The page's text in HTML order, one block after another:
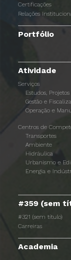
Certificações
Relações
Portfólio
Atividade
Serviços
Estudos,
Gestão e
Operação e
Centros de
Transportes
Ambiente
Hidráulica
Urbanismo e
Energia e
#359 (sem
#321 (sem título)
Carreiras
Academia